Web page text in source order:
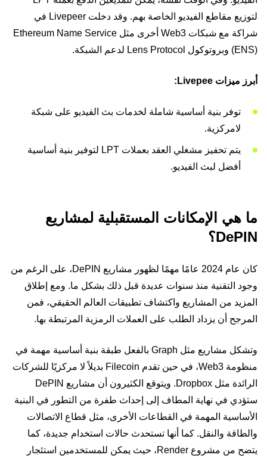
لتوزيع مقاطع الفيديو الخاصة بهم. وقد دخلت Livepeer في
شراكة مع شبكات Web3 أخرى مثل Ethereum Name Service
(ENS) وبروتوكول Lens Protocol لدعم الشبكة.
أبرز ميزات Livepee:
توفر بنية أساسية شاملة لخدمات بث الفيديو على شبكة
لامركزية.
يتم تحفيز مشغلي العقد بعملات LPT لتوفير بنية أساسية
أفضل لبث الفيديو.
ما هي الإمكانات المستقبلية لمشاريع
DePIN؟
كان عام 2024 عامًا مهمًا لظهور مشاريع DePIN، على الرغم من
وجود التقنية منذ سنوات عديدة قبل ذلك بشكل ما. ومع إطلاق
المزيد من المشاريع واكتشاف تطبيقات العالم الحقيقي، فمن
المرجح أن يزداد الطلب على العملات الرمزية المرتبطة بها.
وتشكل مشاريع مثل Graph بالفعل طبقة بنية أساسية مهمة في
منظومة Web3، في حين تقدم Filecoin بديلاً لا مركزيًا للشركات
الرائدة مثل Dropbox. ويتوقع الكثيرون أن مشاريع DePIN
ستؤدي في نهاية المطاف إلى إحداث طفرة من التطور في البنية
الأساسية المهمة في القطاعات الأخرى، مثل قطاع الاتصالات
والطاقة والنقل. كما أنها تستحدث حالات استخدام جديدة، كما
يتضح من مشروع Render، حيث يمكن للمستخدمين استئجار